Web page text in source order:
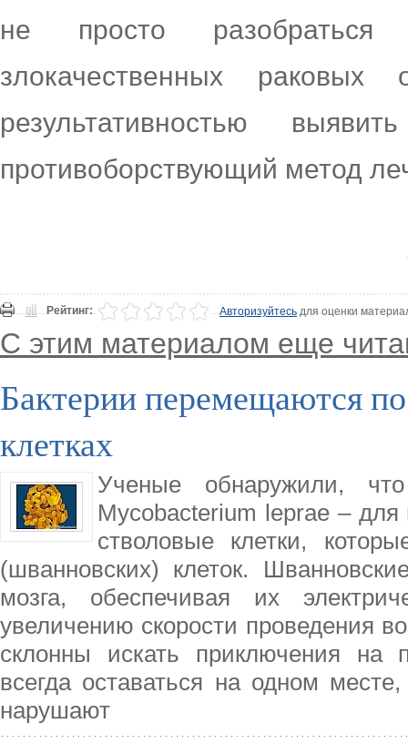
не просто
злокачественных
результативностью
противоборствующий метод
Рейтинг: Авторизуйтесьдля оценки
С этим материалом еще
Бактерии перемещаются
клетках
Ученые обнаружили,
Mycobacterium leprae – для
стволовые клетки,
(шванновских) клеток.
мозга, обеспечивая их
увеличению скорости проведения
склонны искать приключения на
всегда оставаться на одном
нарушают